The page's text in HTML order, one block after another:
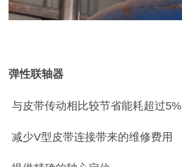
弹性联轴器
与皮带传动相比较节省能耗超过5%
减少V型皮带连接带来的维修费用